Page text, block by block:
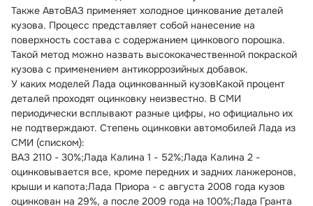
Также АвтоВАЗ применяет холодное цинкование деталей
кузова. Процесс представляет собой нанесение на
поверхность состава с содержанием цинкового порошка.
Такой метод можно назвать высококачественной покраской
кузова с применением антикоррозийных добавок.
У каких моделей Лада оцинкованный кузовКакой процент
деталей проходят оцинковку неизвестно. В СМИ
периодически всплывают разные цифры, но официально их
не подтверждают. Степень оцинковки автомобилей Лада из
СМИ (списком):
ВАЗ 2110 - 30%;Лада Калина 1 - 52%;Лада Калина 2 -
оцинковывается все, кроме передних и задних ланжеронов,
крыши и капота;Лада Приора - с августа 2008 года кузов
оцинкован на 29%, а после 2009 года на 100%;Лада Гранта